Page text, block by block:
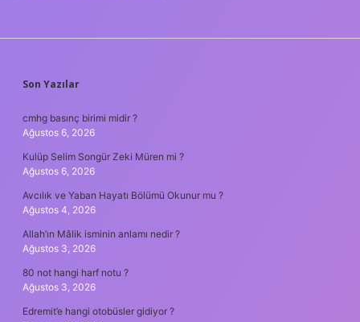
SIDEBAR
Son Yazılar
cmhg basınç birimi midir ?
Ağustos 6, 2026
Kulüp Selim Songür Zeki Müren mi ?
Ağustos 6, 2026
Avcılık ve Yaban Hayatı Bölümü Okunur mu ?
Ağustos 4, 2026
Allah’ın Mâlik isminin anlamı nedir ?
Ağustos 3, 2026
80 not hangi harf notu ?
Ağustos 3, 2026
Edremit’e hangi otobüsler gidiyor ?